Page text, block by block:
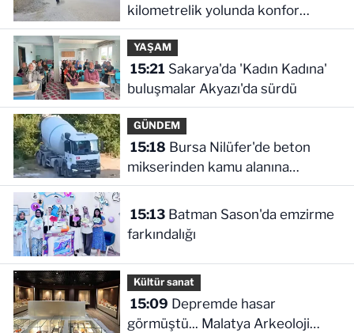
kilometrelik yolunda konfor
çalışması
YAŞAM
15:21
buluşmalar Akyazı'da sürdü
GÜNDEM
15:18
mikserinden kamu alanına
döküme 150 bin TL ceza
15:13Batman Sason'da emzirme
farkındalığı
Kültür sanat
15:09
görmüştü... Malatya Arkeoloji